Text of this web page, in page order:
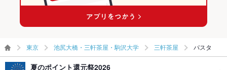
東京 池尻大橋・三軒茶屋・駒沢大学 三軒茶屋 パスタ
夏のポイント還元祭2026